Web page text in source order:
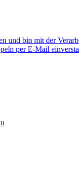
und bin mit der
per E-Mail